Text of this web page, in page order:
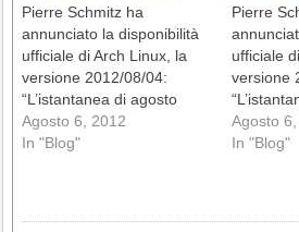
Pierre Schmitz ha
annunciato la disponibilità
ufficiale di Arch Linux, la
versione 2012/08/04:
“L’istantanea di agosto
della vita della
distribuzione
Agosto 6, 2012
In "Blog"
Pierre
ufficiale
versione
della vita
Agosto
In "Blog"